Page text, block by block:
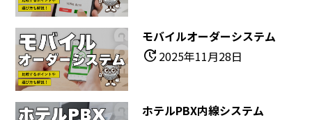
モバイルオーダーシステム
update2025年11月28日
ホテルPBX内線システム